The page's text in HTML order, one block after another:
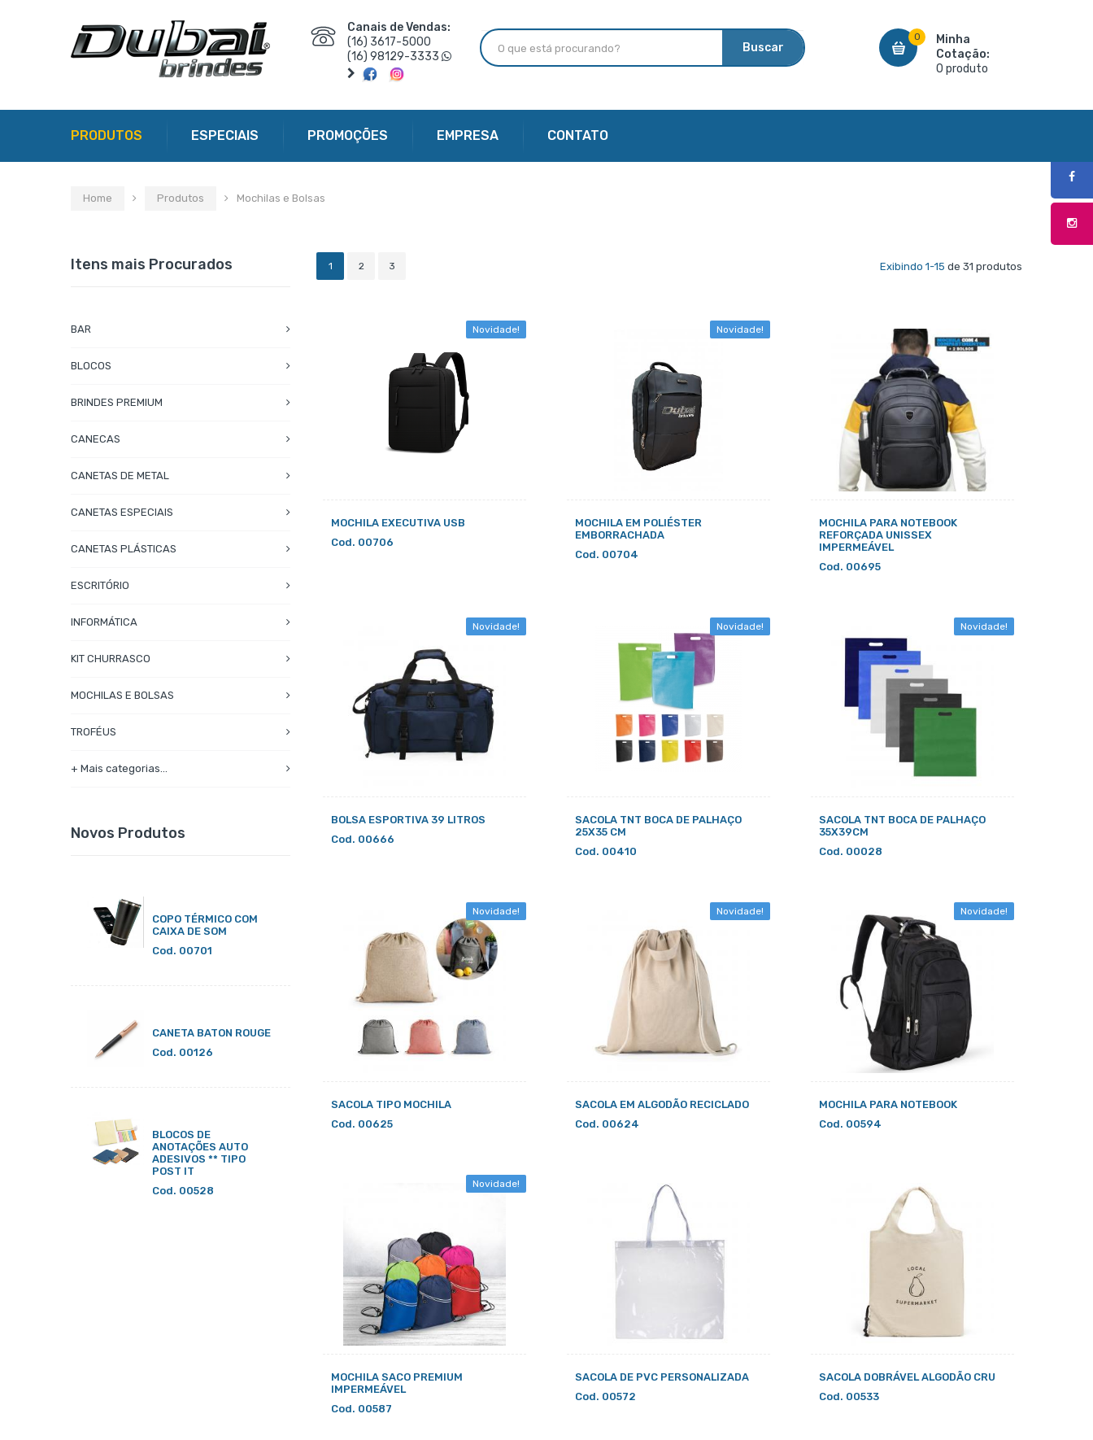
Canais de Vendas:
(16) 3617-5000
(16) 98129-3333
Buscar
0
Minha
Cotação:
0 produto
PRODUTOS ESPECIAIS PROMOÇÕES EMPRESA CONTATO
Home Produtos Mochilas e Bolsas
Itens mais Procurados
BAR
BLOCOS
BRINDES PREMIUM
CANECAS
CANETAS DE METAL
CANETAS ESPECIAIS
CANETAS PLÁSTICAS
ESCRITÓRIO
INFORMÁTICA
KIT CHURRASCO
MOCHILAS E BOLSAS
TROFÉUS
+ Mais categorias...
Novos Produtos
COPO TÉRMICO COM
CAIXA DE SOM
Cod. 00701
CANETA BATON ROUGE
Cod. 00126
BLOCOS DE
ANOTAÇÕES AUTO
ADESIVOS ** TIPO
POST IT
Cod. 00528
1 2 3 Exibindo 1-15 de 31 produtos
Novidade!
MOCHILA EXECUTIVA USB
Cod. 00706
Novidade!
MOCHILA EM POLIÉSTER
EMBORRACHADA
Cod. 00704
MOCHILA PARA NOTEBOOK
REFORÇADA UNISSEX
IMPERMEÁVEL
Cod. 00695
Novidade!
BOLSA ESPORTIVA 39 LITROS
Cod. 00666
Novidade!
SACOLA TNT BOCA DE PALHAÇO
25X35 CM
Cod. 00410
Novidade!
SACOLA TNT BOCA DE PALHAÇO
35X39CM
Cod. 00028
Novidade!
SACOLA TIPO MOCHILA
Cod. 00625
Novidade!
SACOLA EM ALGODÃO RECICLADO
Cod. 00624
Novidade!
MOCHILA PARA NOTEBOOK
Cod. 00594
Novidade!
MOCHILA SACO PREMIUM
IMPERMEÁVEL
Cod. 00587
SACOLA DE PVC PERSONALIZADA
Cod. 00572
SACOLA DOBRÁVEL ALGODÃO CRU
Cod. 00533